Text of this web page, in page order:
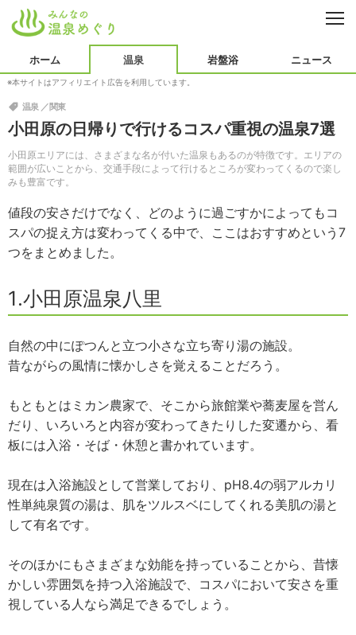
北海道・東北
中国・四国
九州・沖縄
岩盤浴
ニュース
オープン
用語集
ホーム 温泉 岩盤浴 ニュース
※本サイトはアフィリエイト広告を利用しています。
小田原の日帰りで行けるコスパ重視の温泉7選
小田原エリアには、さまざまな名が付いた温泉もあるのが特徴です。エリアの
範囲が広いことから、交通手段によって行けるところが変わってくるので楽し
みも豊富です。
温泉 関東
値段の安さだけでなく、どのように過ごすかによってもコ
スパの捉え方は変わってくる中で、ここはおすすめという7
つをまとめました。
1.小田原温泉八里
自然の中にぽつんと立つ小さな立ち寄り湯の施設。
昔ながらの風情に懐かしさを覚えることだろう。
もともとはミカン農家で、そこから旅館業や蕎麦屋を営ん
だり、いろいろと内容が変わってきたりした変遷から、看
板には入浴・そば・休憩と書かれています。
現在は入浴施設として営業しており、pH8.4の弱アルカリ
性単純泉質の湯は、肌をツルスベにしてくれる美肌の湯と
して有名です。
そのほかにもさまざまな効能を持っていることから、昔懐
かしい雰囲気を持つ入浴施設で、コスパにおいて安さを重
視している人なら満足できるでしょう。